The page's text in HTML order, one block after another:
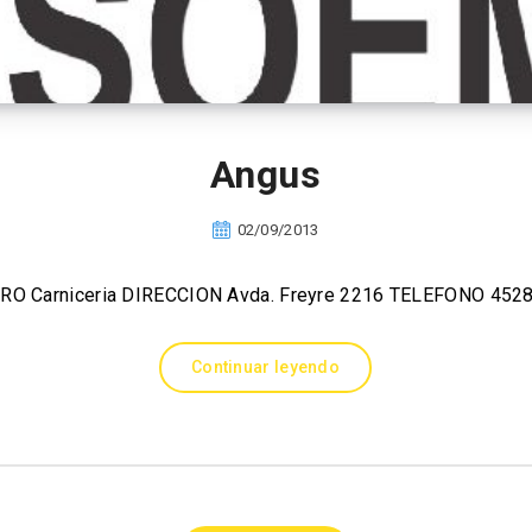
Angus
02/09/2013
Carniceria DIRECCION Avda. Freyre 2216 TELEFONO
Continuar leyendo